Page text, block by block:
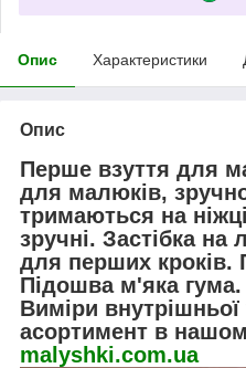
Опис Характеристики
Опис
Перше взуття для
для малюків,
тримаються на
зручні. Застібка на
для перших кроків.
Підошва м'яка
Виміри внутрішньої
асортимент в
malyshki.com.ua